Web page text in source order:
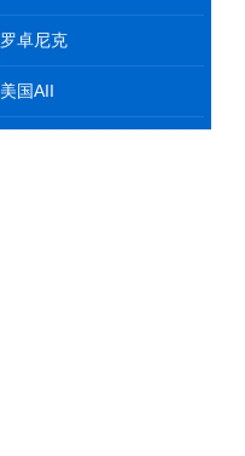
罗卓尼克
美国AII